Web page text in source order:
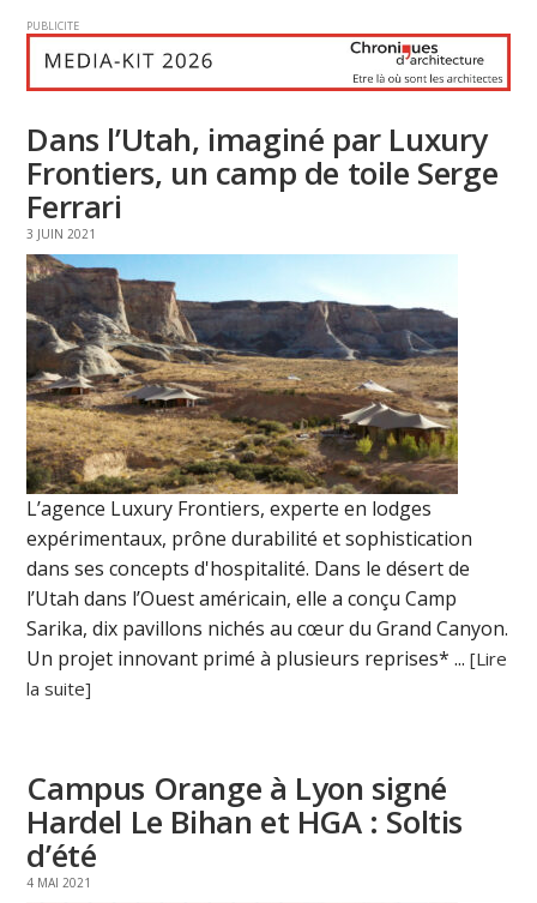
PUBLICITE
Dans l’Utah, imaginé par Luxury
Frontiers, un camp de toile Serge
Ferrari
3 JUIN 2021
L’agence Luxury Frontiers, experte en lodges
expérimentaux, prône durabilité et sophistication
dans ses concepts d'hospitalité. Dans le désert de
l’Utah dans l’Ouest américain, elle a conçu Camp
Sarika, dix pavillons nichés au cœur du Grand Canyon.
Un projet innovant primé à plusieurs reprises* ...[Lire
la suite]
Campus Orange à Lyon signé
Hardel Le Bihan et HGA : Soltis
d’été
4 MAI 2021